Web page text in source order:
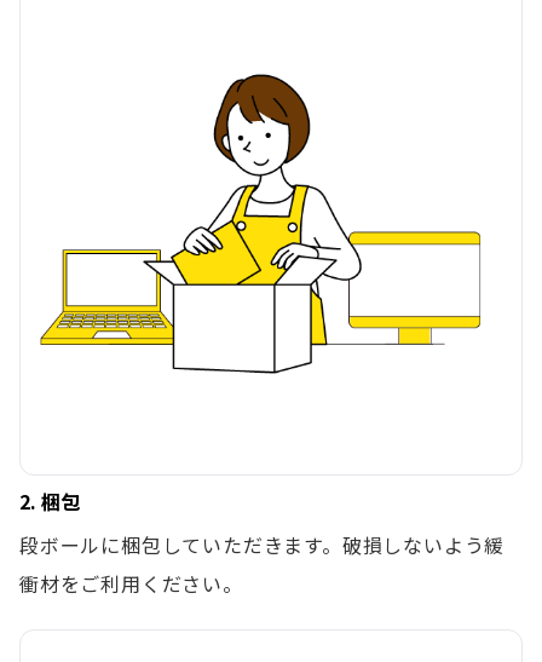
2. 梱包
段ボールに梱包していただきます。破損しないよう緩
衝材をご利用ください。